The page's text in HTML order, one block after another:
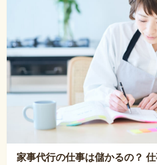
家事代行の仕事は儲かるの？